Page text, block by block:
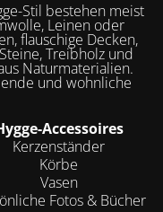
Stil bestehen meist
Leinen oder
flauschige Decken,
Treibholz und
Naturmaterialien.
und wohnliche
Accessoires
Kerzenständer
Körbe
Vasen
Fotos & Bücher